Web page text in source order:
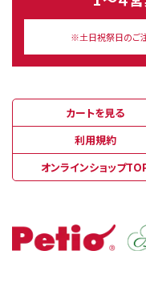
※土日祝祭日のご
カートを見る
利用規約
オンラインショップ